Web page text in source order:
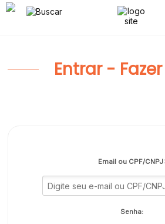
Entrar -
Email ou CPF/CNPJ:
Senha: